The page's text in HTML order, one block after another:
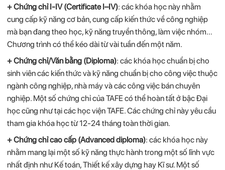
+ Chứng chỉ I-IV (Certificate I–IV): các khóa học này nhằm
cung cấp kỹ năng cơ bản, cung cấp kiến thức về công nghiệp
mà bạn đang theo học, kỹ năng truyền thông, làm việc nhóm…
Chương trình có thể kéo dài từ vài tuần đến một năm.
+ Chứng chỉ/Văn bằng (Diploma): các khóa học chuẩn bị cho
sinh viên các kiến thức và kỹ năng chuẩn bị cho công việc thuộc
ngành công nghiệp, nhà máy và các công việc bán chuyên
nghiệp. Một số chứng chỉ của TAFE có thể hoàn tất ở bậc Đại
học cũng như tại các học viện TAFE. Các chứng chỉ này yêu cầu
tham gia khóa học từ 12-24 tháng toàn thời gian.
+ Chứng chỉ cao cấp (Advanced diploma): các khóa học này
nhằm mang lại một số kỹ năng thực hành trong một số lĩnh vực
nhất định như Kế toán, Thiết kế xây dựng hay Kĩ sư. Một số